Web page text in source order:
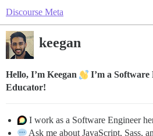
Discourse Meta
keegan
Hello, I’m Keegan
I’m a Software
Educator!
I work as a Software Engineer
Ask me about JavaScript, Sass,